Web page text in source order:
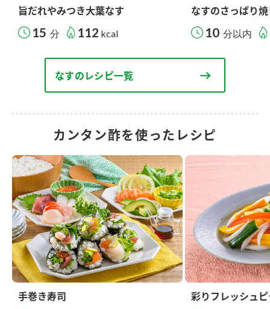
旨だれやみつき大葉なす
15 分 112 kcal
なすのさっぱり
10 分以内
なすのレシピ一覧
カンタン酢を使ったレシピ
手巻き寿司 彩りフレッシュ